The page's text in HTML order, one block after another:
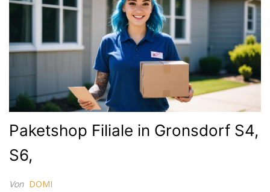
Paketshop Filiale in Gronsdorf S4,
S6,
Von DOMI